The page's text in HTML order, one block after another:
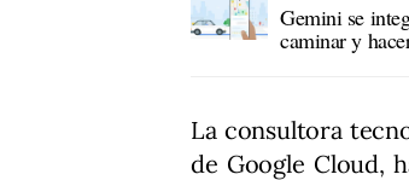
Gemini se
caminar y
La consultora
de Google Cloud,